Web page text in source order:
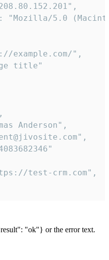
"Mozilla/5.0
example.com/",
title"
Anderson",
test-crm.com",
"ok"} or the error text.